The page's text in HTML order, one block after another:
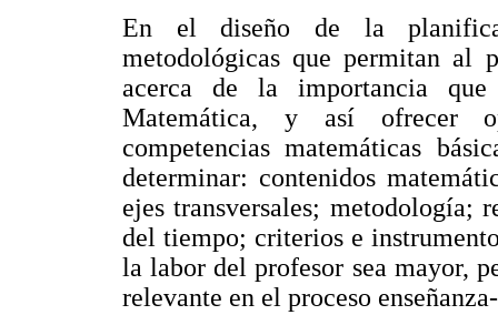
En el diseño de la
metodológicas que permitan al
acerca de la importancia
Matemática, y así ofrecer
competencias matemáticas
determinar: contenidos
ejes transversales; metodología;
del tiempo; criterios e
la labor del profesor sea mayor,
relevante en el proceso